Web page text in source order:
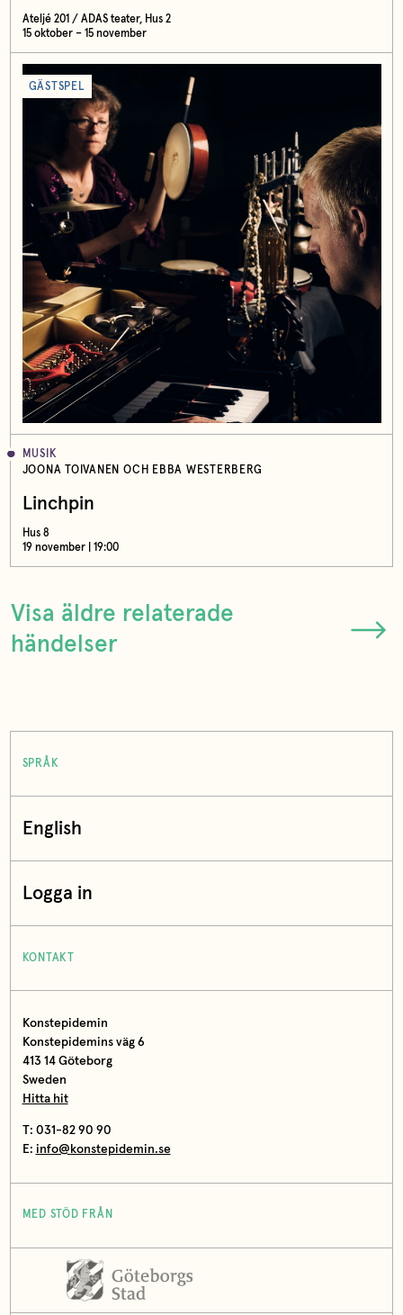
Ateljé 201 / ADAS teater, Hus 2
15 oktober – 15 november
GÄSTSPEL
MUSIK
JOONA TOIVANEN OCH EBBA WESTERBERG
Linchpin
Hus 8
19 november | 19:00
Visa äldre relaterade
händelser
SPRÅK
English
Logga in
KONTAKT
Konstepidemin
Konstepidemins väg 6
413 14 Göteborg
Sweden
Hitta hit
T: 031-82 90 90
E: info@konstepidemin.se
MED STÖD FRÅN